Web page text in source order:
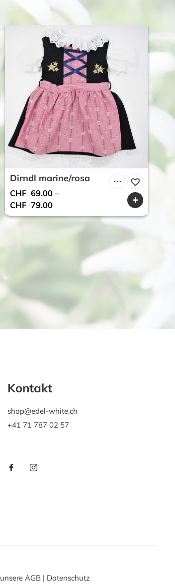
Dirndl marine/rosa
CHF 69.00 –
CHF 79.00
Kontakt
shop@edel-white.ch
+41 71 787 02 57
unsere AGB | Datenschutz